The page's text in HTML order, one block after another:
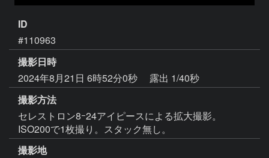
ID
#110963
撮影日時
2024年8月21日 6時52分0秒
露出 1/40秒
撮影方法
セレストロン8ｰ24アイピースによる拡大撮影。
ISO200で1枚撮り。スタック無し。
撮影地